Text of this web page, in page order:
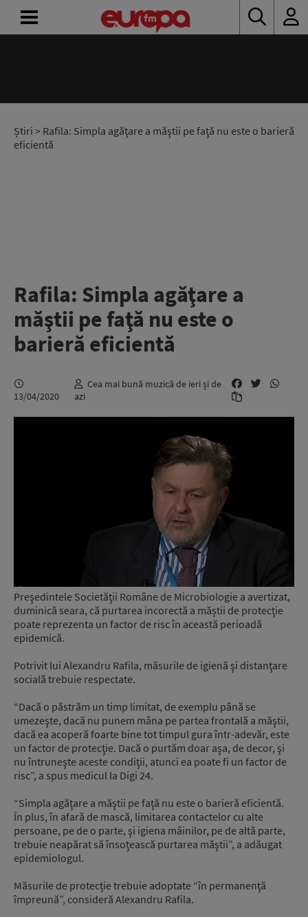
Știri > Rafila: Simpla agăţare a măştii pe faţă nu este o barieră
eficientă
Rafila: Simpla agăţare a
măştii pe faţă nu este o
barieră eficientă
13/04/2020
Cea mai bună muzică de ieri și de
azi
Preşedintele Societăţii Române de Microbiologie a avertizat,
duminică seara, că purtarea incorectă a măștii de protecţie
poate reprezenta un factor de risc în această perioadă
epidemică.
Potrivit lui Alexandru Rafila, măsurile de igienă şi distanţare
socială trebuie respectate.
“Dacă o păstrăm un timp limitat, de exemplu până se
umezeşte, dacă nu punem mâna pe partea frontală a măştii,
dacă ea acoperă foarte bine tot timpul gura într-adevăr, este
un factor de protecţie. Dacă o purtăm doar aşa, de decor, şi
nu întruneşte aceste condiţii, atunci ea poate fi un factor de
risc”, a spus medicul la Digi 24.
“Simpla agăţare a măştii pe faţă nu este o barieră eficientă.
În plus, în afară de mască, limitarea contactelor cu alte
persoane, pe de o parte, şi igiena mâinilor, pe de altă parte,
trebuie neapărat să însoţească purtarea măştii”, a adăugat
epidemiologul.
Măsurile de protecție trebuie adoptate “în permanenţă
împreună”, consideră Alexandru Rafila.
RADIO